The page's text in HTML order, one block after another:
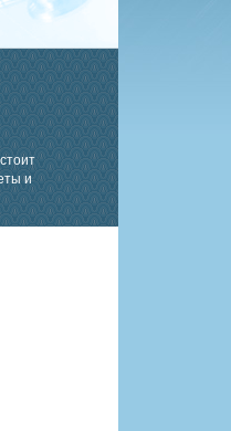
и